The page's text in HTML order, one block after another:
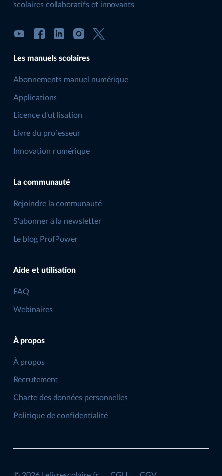
scolaires collaboratifs et innovants
Les manuels scolaires
Abonnements manuel numérique
Applications
Licence d'utilisation
Livre du professeur
Innovation numérique
La communauté
Rejoindre la communauté
S'abonner à la newsletter
Le blog ProfPower
Aide et utilisation
FAQ
Webinaires
À propos
À propos
Recrutement
Charte des données personnelles
Politique de confidentialité